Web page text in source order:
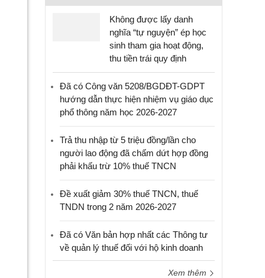
Không được lấy danh
nghĩa “tự nguyện” ép học
sinh tham gia hoạt động,
thu tiền trái quy định
Đã có Công văn 5208/BGDĐT-GDPT
hướng dẫn thực hiện nhiệm vụ giáo dục
phổ thông năm học 2026-2027
Trả thu nhập từ 5 triệu đồng/lần cho
người lao động đã chấm dứt hợp đồng
phải khấu trừ 10% thuế TNCN
Đề xuất giảm 30% thuế TNCN, thuế
TNDN trong 2 năm 2026-2027
Đã có Văn bản hợp nhất các Thông tư
về quản lý thuế đối với hộ kinh doanh
Xem thêm